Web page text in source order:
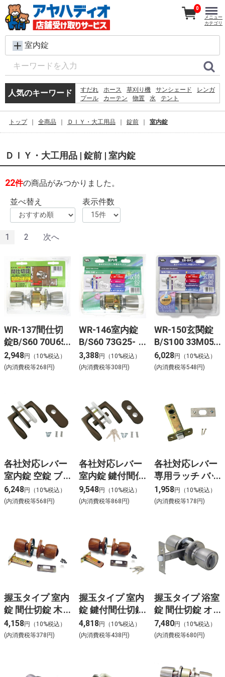
室内錠
人気のキーワード すだれ ホース 草刈り機 サンシェード
レンガ
プール
カーテン 物置 水
テント
木材
飼育ケース 砂利 物干し
0
メニュー
カテゴリ
トップ 全商品 ＤＩＹ・大工用品 錠前 室内錠
ＤＩＹ・大工用品 | 錠前 | 室内錠
22件の商品がみつかりました。
並べ替え
表示件数
1 2 次へ
WR-137間仕切
錠B/S60 70U65-
TR-32D
2,948円（10%税込）
(内消費税等268円)
WR-146室内錠
B/S60 73G25-
TR-32D
3,388円（10%税込）
(内消費税等308円)
WR-150玄関錠
B/S100 33M05-
TRW-32D
6,028円（10%税込）
(内消費税等548円)
各社対応レバー
室内錠 空錠 ブ
ロンズ 38D1-O-
B
6,248円（10%税込）
(内消費税等568円)
各社対応レバー
室内錠 鍵付間仕
切錠 ブロンズ
38D1-ML-B
9,548円（10%税込）
(内消費税等868円)
各社対応レバー
専用ラッチ バッ
クセット60mm
TL-60
1,958円（10%税込）
(内消費税等178円)
握玉タイプ 室内
錠 間仕切錠 木
目 バックセット
60mm NP261-
4,158円（10%税込）
(内消費税等378円)
握玉タイプ 室内
錠 鍵付間仕切錠
木目 バックセッ
ト60mm NP-
4,818円（10%税込）
(内消費税等438円)
握玉タイプ 浴室
錠 間仕切錠 オ
ールステンレス
バックセット
7,480円（10%税込）
(内消費税等680円)